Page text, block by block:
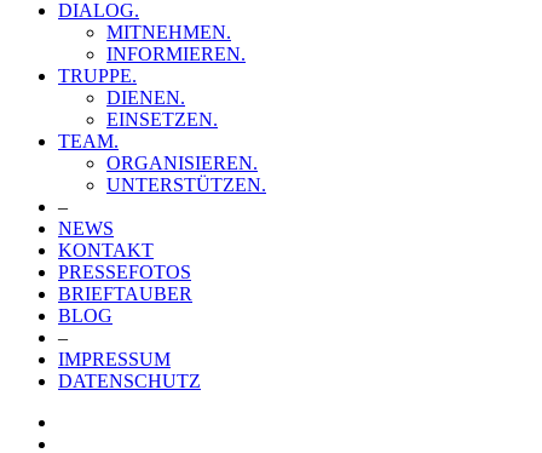
DIALOG.
MITNEHMEN.
INFORMIEREN.
TRUPPE.
DIENEN.
EINSETZEN.
TEAM.
ORGANISIEREN.
UNTERSTÜTZEN.
–
NEWS
KONTAKT
PRESSEFOTOS
BRIEFTAUBER
BLOG
–
IMPRESSUM
DATENSCHUTZ